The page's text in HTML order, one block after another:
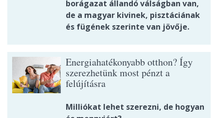
borágazat állandó válságban van,
de a magyar kivinek, pisztáciának
és fügének szerinte van jövője.
Energiahatékonyabb otthon? Így
szerezhetünk most pénzt a
felújításra
Milliókat lehet szerezni, de hogyan